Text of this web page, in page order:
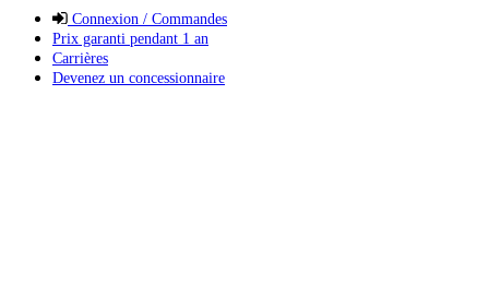
Connexion / Commandes
Prix garanti pendant 1 an
Carrières
Devenez un concessionnaire